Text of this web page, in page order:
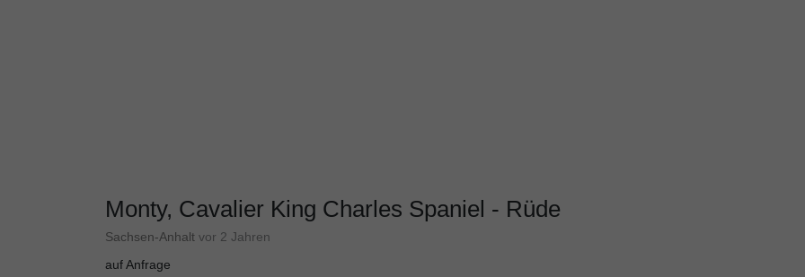
Monty, Cavalier King Charles Spaniel - Rüde
Sachsen-Anhalt vor 2 Jahren
auf Anfrage